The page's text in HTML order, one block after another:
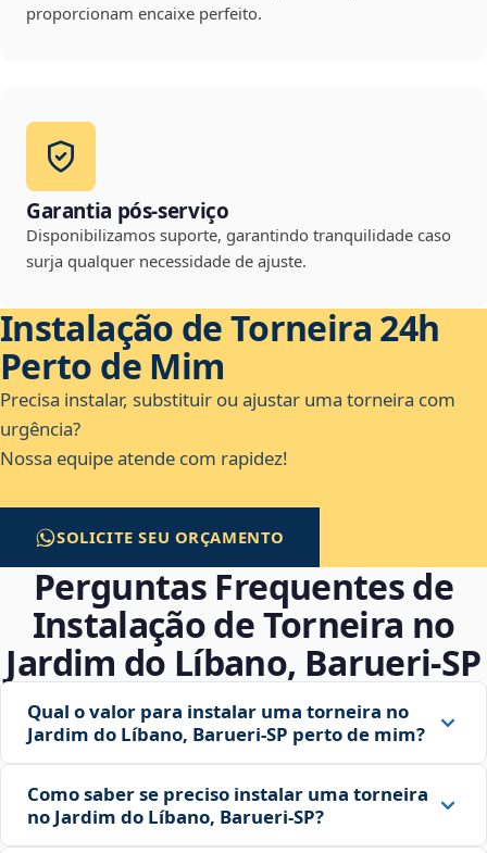
proporcionam encaixe perfeito.
Garantia pós-serviço
Disponibilizamos suporte, garantindo tranquilidade caso
surja qualquer necessidade de ajuste.
Instalação de Torneira 24h
Perto de Mim
Precisa instalar, substituir ou ajustar uma torneira com
urgência?
Nossa equipe atende com rapidez!
SOLICITE SEU ORÇAMENTO
Perguntas Frequentes de
Instalação de Torneira no
Jardim do Líbano, Barueri‑SP
Qual o valor para instalar uma torneira no
Jardim do Líbano, Barueri‑SP perto de mim?
Como saber se preciso instalar uma torneira
no Jardim do Líbano, Barueri‑SP?